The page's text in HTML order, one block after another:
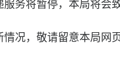
务将暂停，本局将会
况，敬请留意本局网